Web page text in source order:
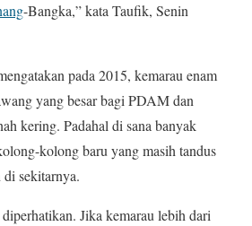
-Bangka,” kata Taufik, Senin
pada 2015, kemarau enam
yang besar bagi PDAM dan
kering. Padahal di sana banyak
kolong baru yang masih tandus
di sekitarnya.
Jika kemarau lebih dari